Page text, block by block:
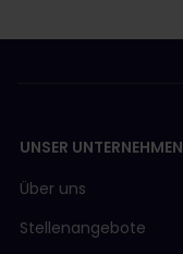
UNSER UNTERNEHMEN
Über uns
Stellenangebote